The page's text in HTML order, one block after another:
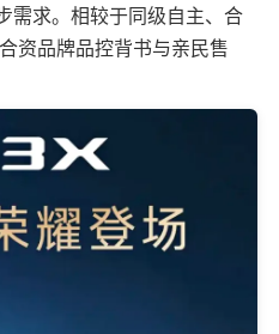
需求。相较于同级自主、合
资品牌品控背书与亲民售